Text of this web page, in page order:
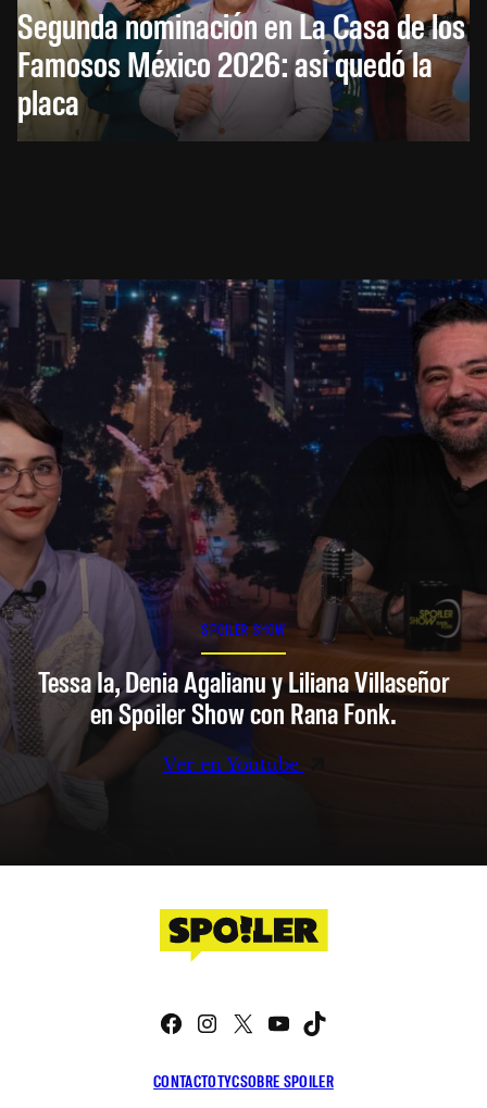
Segunda nominación en La Casa de los
Famosos México 2026: así quedó la
placa
SPOILER SHOW
Tessa Ia, Denia Agalianu y Liliana Villaseñor
en Spoiler Show con Rana Fonk.
Ver en Youtube
CONTACTOTYCSOBRE SPOILER
Facebook
Instagram
X YouTube